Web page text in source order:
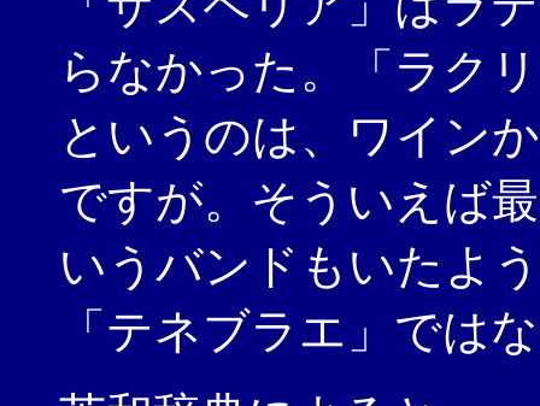
らなかった。「ラク
というのは、ワイン
ですが。そういえば
いうバンドもいたよ
「テネブラエ」では